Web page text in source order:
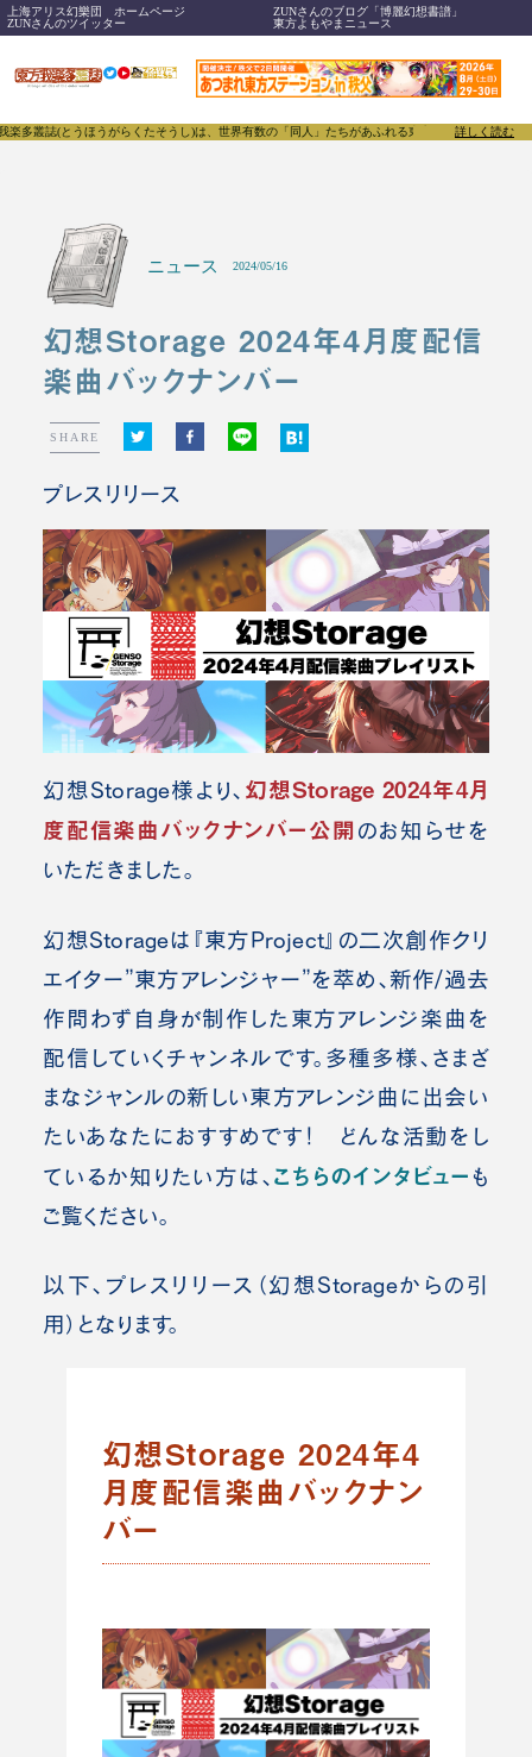
上海アリス幻樂団 ホームページ
ZUNさんのブログ「博麗幻想書譜」
ZUNさんのツイッター
東方よもやまニュース
とうほうがらくたそうし)は、世界有数の「同人」たちがあふれる東方Projectについて発信する
詳しく読む
ニュース 2024/05/16
幻想Storage 2024年4月度配信
楽曲バックナンバー
SHARE
プレスリリース
幻想Storage様より、 幻想Storage 2024年4月
度配信楽曲バックナンバー公開 のお知らせを
いただきました。
幻想Storageは『東方Project』の二次創作クリ
エイター”東方アレンジャー”を萃め、新作/過去
作問わず自身が制作した東方アレンジ楽曲を
配信していくチャンネルです。多種多様、さまざ
まなジャンルの新しい東方アレンジ曲に出会い
たいあなたにおすすめです！ どんな活動をし
ているか知りたい方は、 こちらのインタビュー も
ご覧ください。
以下、プレスリリース（幻想Storageからの引
用）となります。
幻想Storage 2024年4
月度配信楽曲バックナン
バー